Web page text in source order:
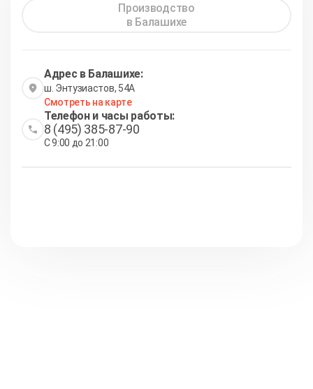
Производство
в Балашихе
Адрес в Балашихе:
ш. Энтузиастов, 54А
Смотреть на карте
Телефон и часы работы:
8 (495) 385-87-90
С 9:00 до 21:00